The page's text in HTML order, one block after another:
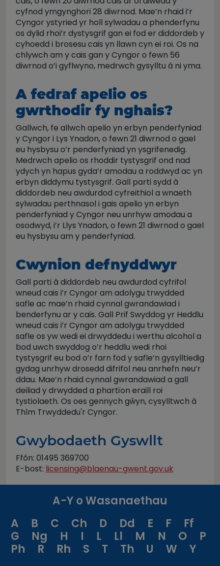
cyfnod ymgynghori 28 diwrnod. Mae’n rhaid i’r
Cyngor ystyried yr holl sylwadau a phenderfynu
os dylid rhoi’r dystysgrif gan ei fod er diddordeb y
cyhoedd i brosesu cais yn llawn cyn ei roi. Os na
chlywch am y cais gan y Cyngor o fewn 56
diwrnod o’i gyflwyno, medrwch gysylltu â ni yma.
A fedraf apelio os
gwrthodir fy nghais?
Gallwch, fe allwch apelio yn erbyn penderfyniad
y Cyngor i Lys Ynadon, o fewn 21 diwrnod o gael
eu hysbysu o’r penderfyniad yn ysgrifenedig.
Medrwch apelio os rhoddir tystysgrif ond nad
ydych yn hapus gyda’r amodau a roddwyd ac yn
erbyn diddymu tystysgrif. Gall parti sydd â
diddordeb neu awdurdod cyfreithiol a wnaeth
sylwadau perthnasol i gais apelio yn erbyn
penderfyniad y Cyngor neu unrhyw amodau a
osodwyd, i’r Llys Ynadon, o fewn 21 diwrnod o gael
eu hysbysu am y penderfyniad.
Cwynion defnyddwyr
Gall parti â diddordeb neu awdurdod cyfrifol
wneud cais i’r Cyngor am adolygu trwydded
safle ac mae’n rhaid cynnal gwrandawiad i
benderfynu ar y cais. Gall Prif Swyddog yr Heddlu
wneud cais i’r Cyngor am adolygu trwydded
safle os yw wedi ei drwyddedu i werthu alcohol a
bod uwch swyddog o’r heddlu wedi rhoi
tystysgrif eu bod o’r farn fod y safle’n gysylltiedig
gydag unrhyw drosedd difrifol neu anrhefn neu’r
ddau. Mae’n rhaid cynnal gwrandawiad a gall
deiliad y drwydded a phartïon eraill roi
tystiolaeth. Os oes gennych gŵyn, cysylltwch â
Thîm Trwyddedu'r Cyngor.
Gwybodaeth Gyswllt
Ffôn: 01495 369700
E-bost: licensing@blaenau-gwent.gov.uk
A-Y o Wasanaethau
A
B C Ch D Dd E F
Ff
G
Ng H I L Ll M N O
P
Ph
R Rh S T Th U W Y